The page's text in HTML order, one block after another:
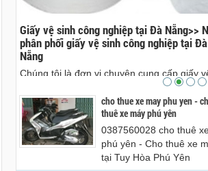
Giấy vệ sinh công nghiệp tại Đà Nẵng>>
phân phối giấy vệ sinh công nghiệp tại Đà
Nẵng
Chúng tôi là đơn vị chuyên cung cấp giấy
sinh công nghiệp tại Đà Nẵng. Ai có nhu
liên hê 0988.0998.52cho thue xe may phu yen -
thuê xe máy phú yên
0387560028 cho thuê
phú yên - Cho thuê xe
tại Tuy Hòa Phú Yên